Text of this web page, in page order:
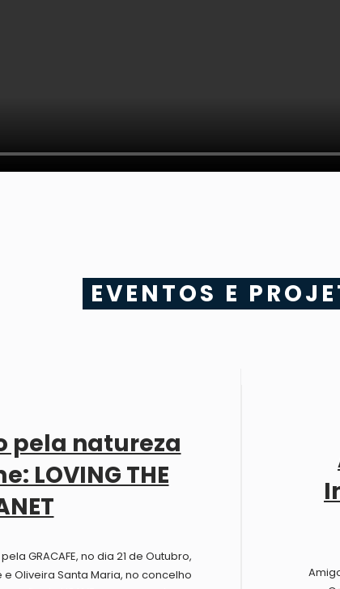
EVENTOS E
pela natureza
LOVING THE
GRACAFE, no dia 21 de Outubro,
Oliveira Santa Maria, no concelho